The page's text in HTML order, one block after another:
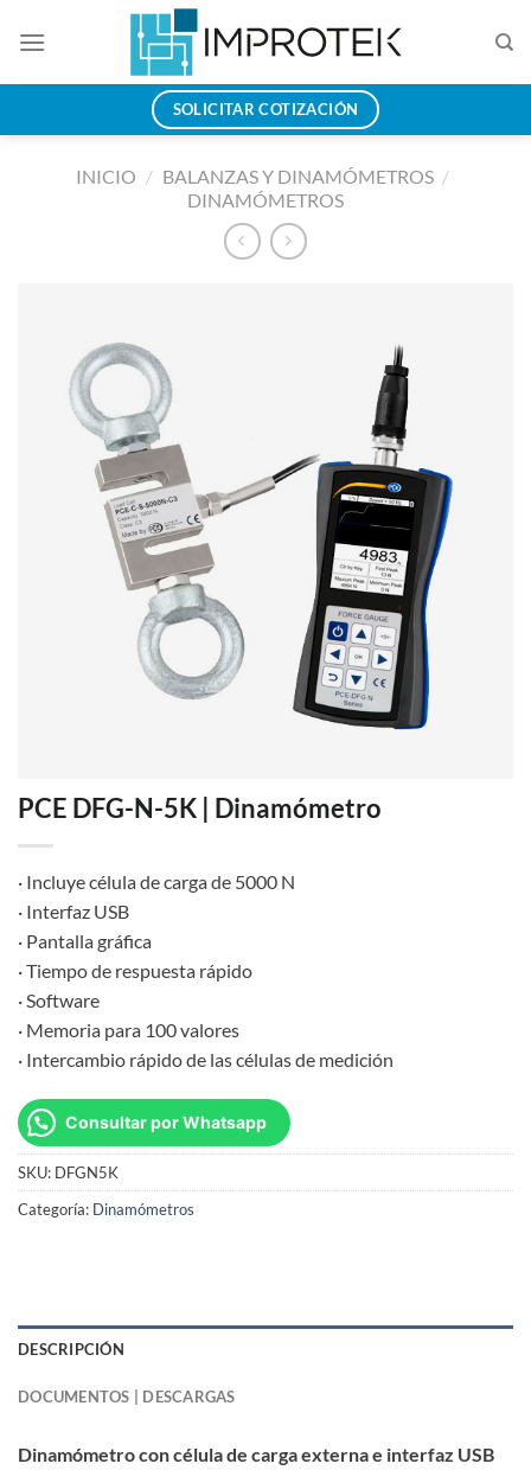
SOLICITAR COTIZACIÓN
INICIO / BALANZAS Y DINAMÓMETROS /
DINAMÓMETROS
PCE DFG-N-5K | Dinamómetro
· Incluye célula de carga de 5000 N
· Interfaz USB
· Pantalla gráfica
· Tiempo de respuesta rápido
· Software
· Memoria para 100 valores
· Intercambio rápido de las células de medición
Consultar por Whatsapp
SKU: DFGN5K
Categoría: Dinamómetros
DESCRIPCIÓN
DOCUMENTOS | DESCARGAS
Dinamómetro con célula de carga externa e interfaz USB